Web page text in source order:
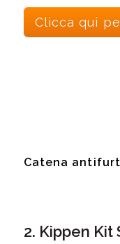
Clicca qui
Catena
2. Kippen Kit